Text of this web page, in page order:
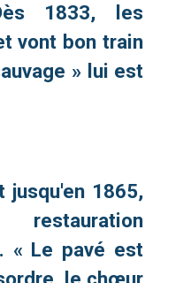
1833, les
vont bon train
» lui est
1865,
« Le pavé est